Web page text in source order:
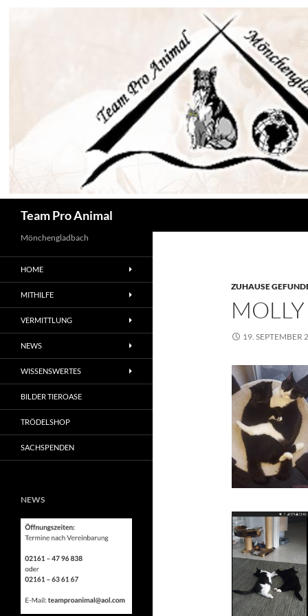
Team Pro Animal
ZUHAUSE
19. SEPTEMBER
Mönchengladbach
HOME
MITHILFE
VERMITTLUNG
NEWS
WISSENSWERTES
BILDER TIEROASE
TRÖDELSHOP
SACHSPENDEN
NEWS